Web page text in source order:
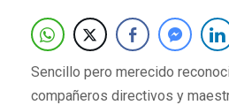
Sencillo pero merecido
compañeros directivos y